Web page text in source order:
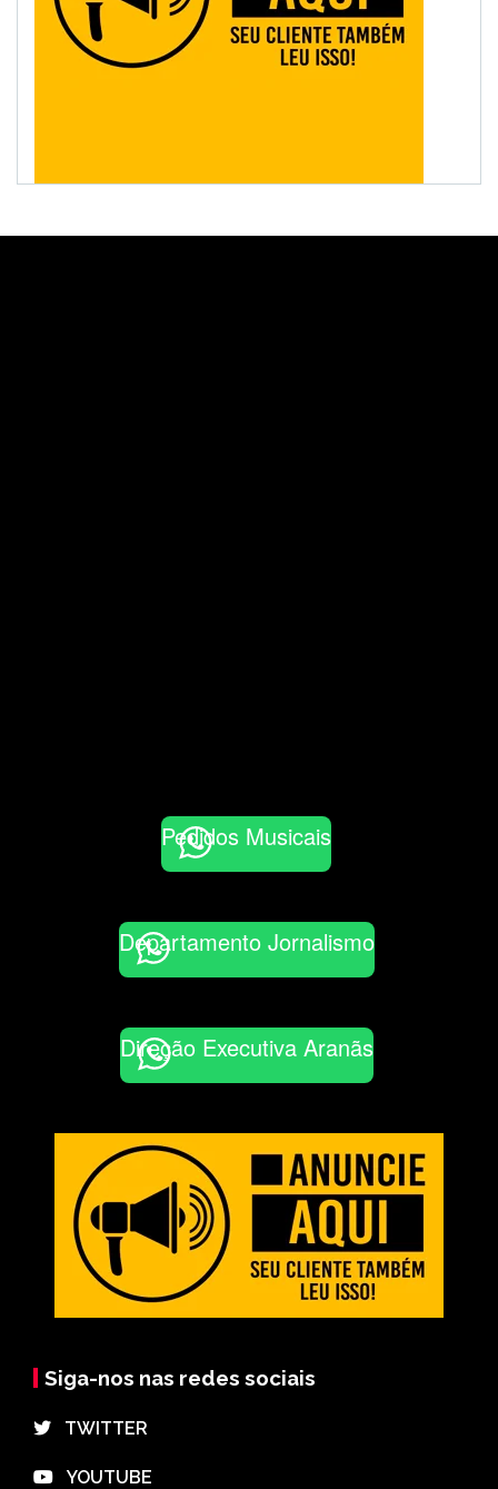
Pedidos Musicais
Departamento Jornalismo
Direção Executiva Aranãs
Siga-nos nas redes sociais
⠀TWITTER
⠀YOUTUBE